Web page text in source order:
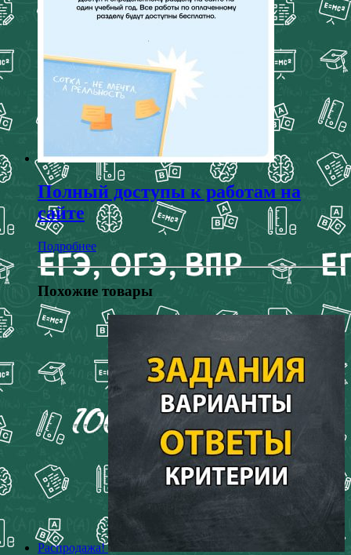
Полный доступы к работам на
сайте
Подробнее
Похожие товары
Распродажа!